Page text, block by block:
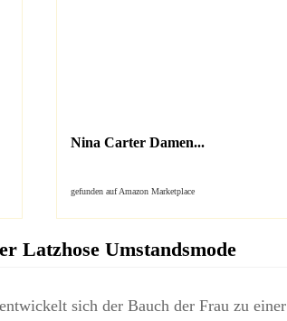
Nina Carter Damen...
gefunden auf Amazon Marketplace
Latzhose Umstandsmode
sich der Bauch der Frau zu einer